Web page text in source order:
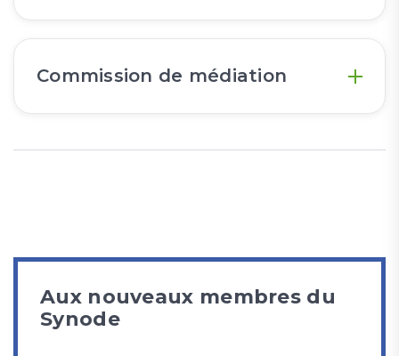
Commission de médiation
Aux nouveaux membres du
Synode